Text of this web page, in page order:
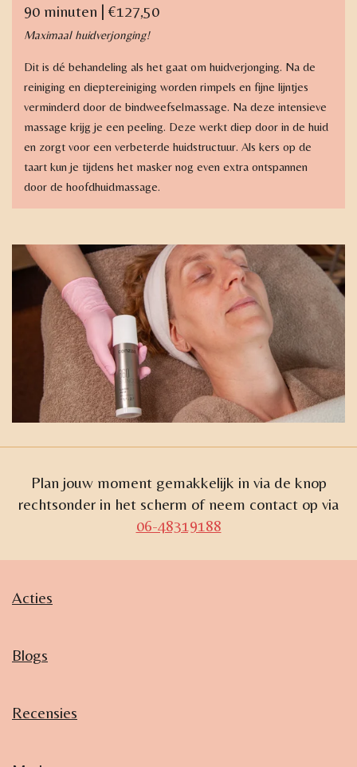
90 minuten | €127,50
Maximaal huidverjonging!
Dit is dé behandeling als het gaat om huidverjonging. Na de
reiniging en dieptereiniging worden rimpels en fijne lijntjes
verminderd door de bindweefselmassage. Na deze intensieve
massage krijg je een peeling. Deze werkt diep door in de huid
en zorgt voor een verbeterde huidstructuur. Als kers op de
taart kun je tijdens het masker nog even extra ontspannen
door de hoofdhuidmassage.
Plan jouw moment gemakkelijk in via de knop
rechtsonder in het scherm of neem contact op via
06-48319188
Acties
Blogs
Recensies